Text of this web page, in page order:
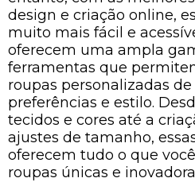
design e criação online,
muito mais fácil e
oferecem uma ampla
ferramentas que
roupas personalizadas
preferências e estilo.
tecidos e cores até a
ajustes de tamanho,
oferecem tudo o que
roupas únicas e